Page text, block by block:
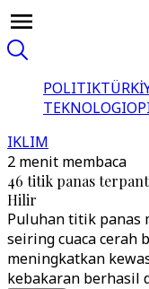
POLITIK
TEKNOLOGI
IKLIM
2 menit membaca
46 titik panas
Hilir
Puluhan titik panas
seiring cuaca cerah
meningkatkan
kebakaran berhasil